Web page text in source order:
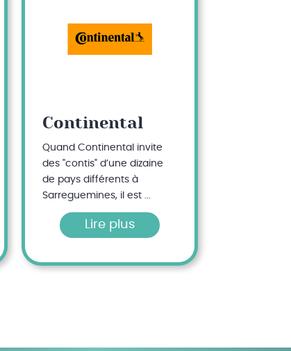
Continental
Quand Continental invite
des "contis" d’une dizaine
de pays différents à
Sarreguemines, il est ...
Lire plus